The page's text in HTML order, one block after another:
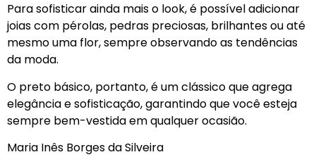
Para sofisticar ainda mais o look, é possível adicionar
joias com pérolas, pedras preciosas, brilhantes ou até
mesmo uma flor, sempre observando as tendências
da moda.
O preto básico, portanto, é um clássico que agrega
elegância e sofisticação, garantindo que você esteja
sempre bem-vestida em qualquer ocasião.
Maria Inês Borges da Silveira